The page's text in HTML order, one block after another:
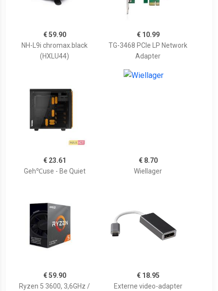
€ 59.90
NH-L9i chromax.black
(HXLU44)
€ 10.99
TG-3468 PCIe LP Network
Adapter
€ 23.61
Geh℃use - Be Quiet
€ 8.70
Wiellager
€ 59.90
Ryzen 5 3600, 3,6GHz /
€ 18.95
Externe video-adapter